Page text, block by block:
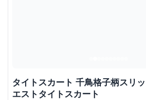
タイトスカート 千鳥格子柄スリ
エストタイトスカート